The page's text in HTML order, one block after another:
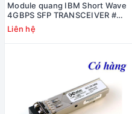
Module quang IBM Short Wave
4GBPS SFP TRANSCEIVER #
22R6442
Liên hệ